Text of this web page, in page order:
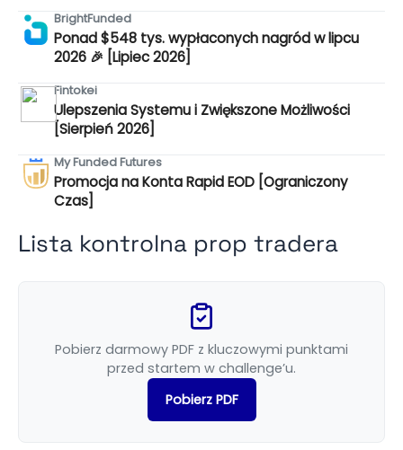
BrightFunded
Ponad $548 tys. wypłaconych nagród w lipcu
2026 🎉 [Lipiec 2026]
Fintokei
Ulepszenia Systemu i Zwiększone Możliwości
[Sierpień 2026]
My Funded Futures
Promocja na Konta Rapid EOD [Ograniczony
Czas]
Lista kontrolna prop tradera
Pobierz darmowy PDF z kluczowymi punktami
przed startem w challenge’u.
Pobierz PDF